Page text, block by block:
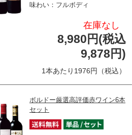
味わい：フルボディ
在庫なし
8,980円(税込
9,878円)
1本あたり1976円（税込）
ボルドー厳選高評価赤ワイン6本
セット